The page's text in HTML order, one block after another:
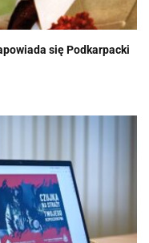
się Podkarpacki